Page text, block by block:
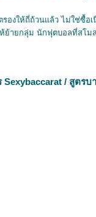
องให้ถี่ถ้วนแล้ว ไม่ใช่ซื้อ
ย้ายกลุ่ม นักฟุตบอลที่สโม
Sexybaccarat / สูตรบ